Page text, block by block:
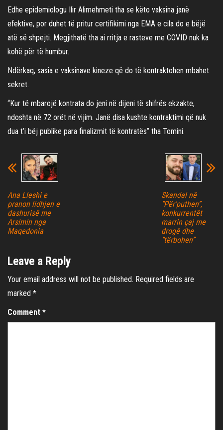
Edhe epidemiologu Ilir Alimehmeti tha se këto vaksina janë
efektive, por duhet të pritur certifikimi nga EMA e cila do e bëjë
atë së shpejti. Megjithatë tha ai rritja e rasteve me COVID nuk ka
kohë për të humbur.
Ndërkaq, sasia e vaksinave kineze që do të kontraktohen mbahet
sekret.
“Kur të mbarojë kontrata do jeni në dijeni të shifrës ekzakte,
ndoshta në 72 orët në vijim. Janë disa kushte kontraktimi që nuk
dua t’i bëj publike para finalizmit të kontratës” tha Tomini.
Ana Lleshi e
pranon lidhjen e
dashurisë me
Arsimin nga
Maqedonia
Skandal në
“Për’puthen”,
konkurrentët
marrin çaj me
drogë dhe
“tërbohen”
Leave a Reply
Your email address will not be published. Required fields are
marked *
Comment *